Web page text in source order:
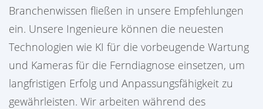
Branchenwissen fließen in unsere Empfehlungen
ein. Unsere Ingenieure können die neuesten
Technologien wie KI für die vorbeugende Wartung
und Kameras für die Ferndiagnose einsetzen, um
langfristigen Erfolg und Anpassungsfähigkeit zu
gewährleisten. Wir arbeiten während des